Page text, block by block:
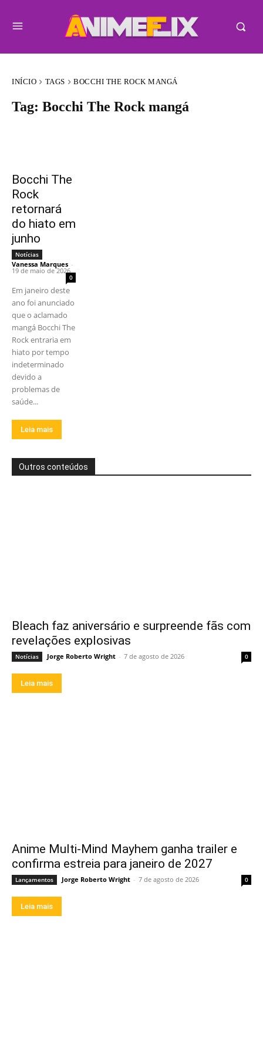
INÍCIO TAGS BOCCHI THE ROCK MANGÁ
Tag: Bocchi The Rock mangá
Bocchi The
Rock
retornará
do hiato em
junho
Notícias
Vanessa Marques -
19 de maio de 2026
0
Em janeiro deste
ano foi anunciado
que o aclamado
mangá Bocchi The
Rock entraria em
hiato por tempo
indeterminado
devido a
problemas de
saúde...
Leia mais
Outros conteúdos
Bleach faz aniversário e surpreende fãs com
revelações explosivas
Notícias Jorge Roberto Wright - 7 de agosto de 2026 0
Leia mais
Anime Multi-Mind Mayhem ganha trailer e
confirma estreia para janeiro de 2027
Lançamentos Jorge Roberto Wright - 7 de agosto de 2026 0
Leia mais